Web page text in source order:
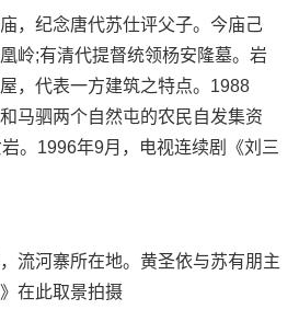
纪念唐代苏仕评父子。今庙己
岭;有清代提督统领杨安隆墓。岩
，代表一方建筑之特点。1988
马驷两个自然屯的农民自发集资
。1996年9月，电视连续剧《刘三
河寨所在地。黄圣依与苏有朋主
在此取景拍摄